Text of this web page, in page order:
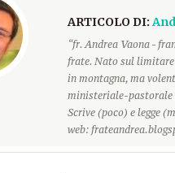
ARTICOLO DI:
“fr. Andrea Vaona -
frate. Nato sul limitare
in montagna, ma
ministeriale-pastorale
Scrive (poco) e legge
web: